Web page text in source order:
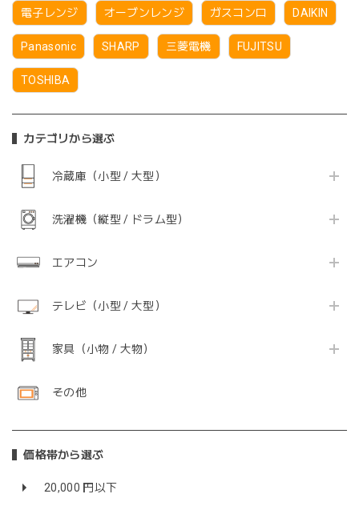
電子レンジ オーブンレンジ ガスコンロ DAIKIN
Panasonic SHARP 三菱電機 FUJITSU
TOSHIBA
カテゴリから選ぶ
冷蔵庫（小型 / 大型）
洗濯機（縦型 / ドラム型）
エアコン
テレビ（小型 / 大型）
家具（小物 / 大物）
その他
価格帯から選ぶ
20,000 円以下